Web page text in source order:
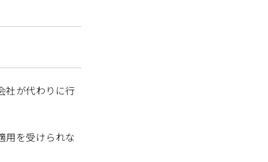
社が代わりに行
用を受けられな